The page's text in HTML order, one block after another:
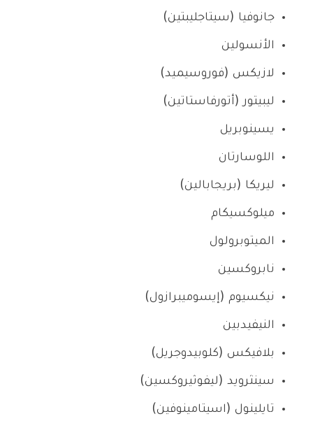
جانوفيا (سيتاجليبتين)
الأنسولين
لازيكس (فوروسيميد)
ليبيتور (أتورفاستاتين)
يسينوبريل
اللوسارتان
ليريكا (بريجابالين)
ميلوكسيكام
الميتوبرولول
نابروكسين
نيكسيوم (إيسوميبرازول)
النيفيدبين
بلافيكس (كلوبيدوجريل)
سينثرويد (ليفوثيروكسين)
تايلينول (اسيتامينوفين)